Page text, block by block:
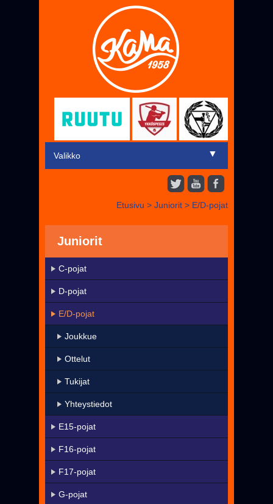
Valikko ▼
▼
KaMa-VIP
Yhteystiedot
Harrastetoiminta ▼
Uutiset
Pelissä mukana
Jäseneksi - Hanki oma KaMa-korttisi!
Etusivu > Juniorit > E/D-pojat
Juniorit
C-pojat
D-pojat
E/D-pojat
Joukkue
Ottelut
Tukijat
Yhteystiedot
E15-pojat
F16-pojat
F17-pojat
G-pojat